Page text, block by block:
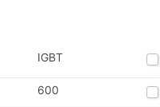
IGBT
600